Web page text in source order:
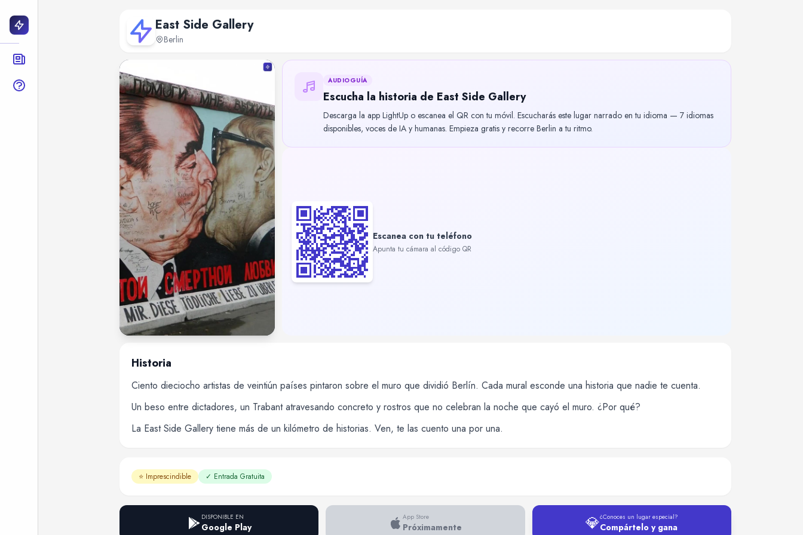
East Side Gallery
Berlin
AUDIOGUÍA
Escucha la historia de East Side Gallery
Descarga la app LightUp o escanea el QR con tu móvil. Escucharás este lugar narrado en tu idioma — 7 idiomas
disponibles, voces de IA y humanas. Empieza gratis y recorre Berlin a tu ritmo.
Escanea con tu teléfono
Apunta tu cámara al código QR
Historia
Ciento dieciocho artistas de veintiún países pintaron sobre el muro que dividió Berlín. Cada mural esconde una historia que nadie te cuenta.
Un beso entre dictadores, un Trabant atravesando concreto y rostros que no celebran la noche que cayó el muro. ¿Por qué?
La East Side Gallery tiene más de un kilómetro de historias. Ven, te las cuento una por una.
⭐ Imprescindible ✓ Entrada Gratuita
DISPONIBLE EN
Google Play
App Store
Próximamente 💎¿Conoces un lugar especial?
Compártelo y gana